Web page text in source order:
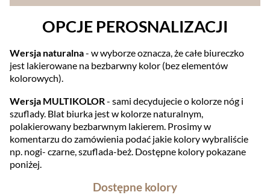
OPCJE PEROSNALIZACJI
Wersja naturalna- w wyborze oznacza, że całe biureczko
jest lakierowane na bezbarwny kolor (bez elementów
kolorowych).
Wersja MULTIKOLOR- sami decydujecie o kolorze nóg i
szuflady. Blat biurka jest w kolorze naturalnym,
polakierowany bezbarwnym lakierem. Prosimy w
komentarzu do zamówienia podać jakie kolory wybraliście
np. nogi- czarne, szuflada-beż. Dostępne kolory pokazane
poniżej.
Dostępne kolory